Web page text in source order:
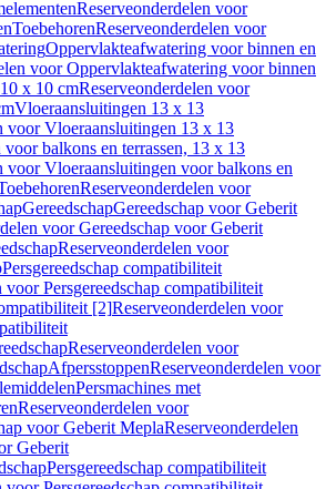
Reserveonderdelen voor
ToebehorenReserveonderdelen voor
Oppervlakteafwatering voor binnen en
voor Oppervlakteafwatering voor binnen
x 10 cmReserveonderdelen voor
Vloeraansluitingen 13 x 13
voor Vloeraansluitingen 13 x 13
balkons en terrassen, 13 x 13
voor Vloeraansluitingen voor balkons en
Reserveonderdelen voor
GereedschapGereedschap voor Geberit
voor Gereedschap voor Geberit
Reserveonderdelen voor
Persgereedschap compatibiliteit
voor Persgereedschap compatibiliteit
[2]Reserveonderdelen voor
Reserveonderdelen voor
AfpersstoppenReserveonderdelen voor
Persmachines met
Reserveonderdelen voor
voor Geberit MeplaReserveonderdelen
Geberit
Persgereedschap compatibiliteit